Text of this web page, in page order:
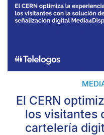
El CERN
los visitantes
cartelería